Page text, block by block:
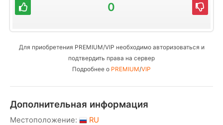
0
Для приобретения PREMIUM/VIP необходимо авторизоваться и
подтвердить права на сервер
Подробнее о PREMIUM/VIP
Дополнительная информация
Местоположение:
RU